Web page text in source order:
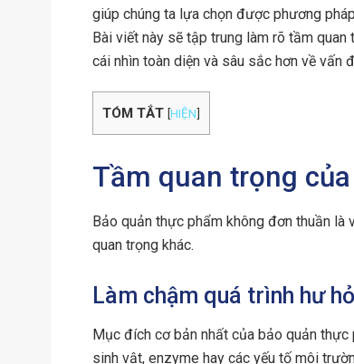
giúp chúng ta lựa chọn được phương
Bài viết này sẽ tập trung làm rõ tầm
cái nhìn toàn diện và sâu sắc hơn về vấn
TÓM TẮT [HIỆN]
Tầm quan trọng
Bảo quản thực phẩm không đơn thuần là
quan trọng khác.
Làm chậm quá trình hư
Mục đích cơ bản nhất của bảo quản
sinh vật, enzyme hay các yếu tố môi